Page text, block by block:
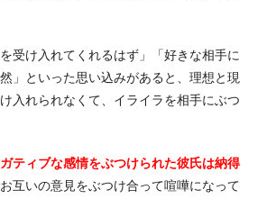
を受け入れてくれるはず」「好きな相手に
」といった思い込みがあると、理想と現
入れられなくて、イライラを相手にぶつ
ティブな感情をぶつけられた彼氏は納得
互いの意見をぶつけ合って喧嘩になって